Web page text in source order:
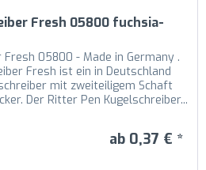
Fresh 05800 fuchsia-
05800 - Made in Germany .
Fresh ist ein in Deutschland
mit zweiteiligem Schaft
Der Ritter Pen Kugelschreiber...
ab 0,37 € *